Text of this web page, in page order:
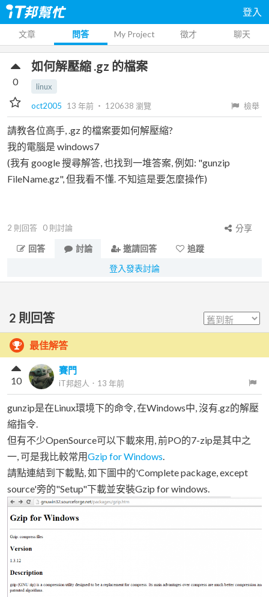
登入
文章 問答 My Project 徵才 聊天
如何解壓縮 .gz 的檔案
linux
oct2005
13 年前 ‧ 120638 瀏覽 檢舉
0
請教各位高手, .gz 的檔案要如何解壓縮?
我的電腦是 windows7
(我有 google 搜尋解答, 也找到一堆答案, 例如: "gunzip
FileName.gz", 但我看不懂. 不知這是要怎麼操作)
2 則回答 0 則討論
分享
回答
討論 邀請回答
追蹤
登入發表討論
2 則回答
最佳解答
賽門
iT邦超人 ． 13 年前
10
gunzip是在Linux環境下的命令, 在Windows中, 沒有.gz的解壓
縮指令.
但有不少OpenSource可以下載來用, 前PO的7-zip是其中之
一, 可是我比較常用Gzip for Windows.
請點連結到下載點, 如下圖中的'Complete package, except
source'旁的"Setup"下載並安裝Gzip for windows.